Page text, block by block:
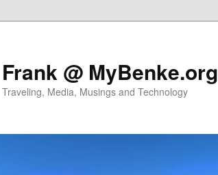
Frank @ MyBenke.org
Traveling, Media, Musings and Technology